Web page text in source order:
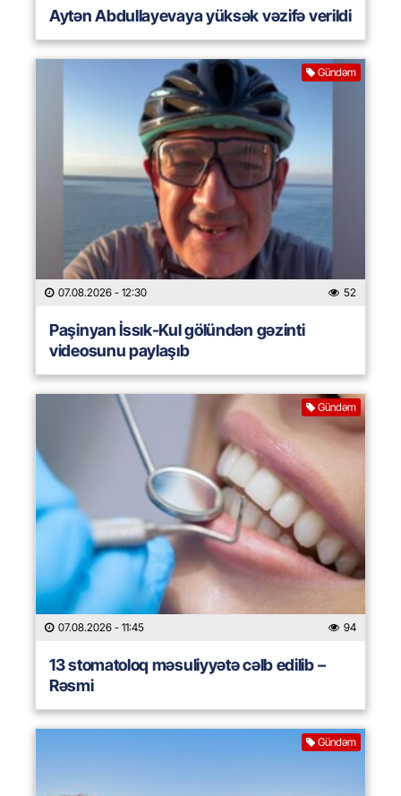
Aytən Abdullayevaya yüksək vəzifə verildi
Gündəm
07.08.2026 - 12:30 52
Paşinyan İssık-Kul gölündən gəzinti
videosunu paylaşıb
Gündəm
07.08.2026 - 11:45 94
13 stomatoloq məsuliyyətə cəlb edilib –
Rəsmi
Gündəm